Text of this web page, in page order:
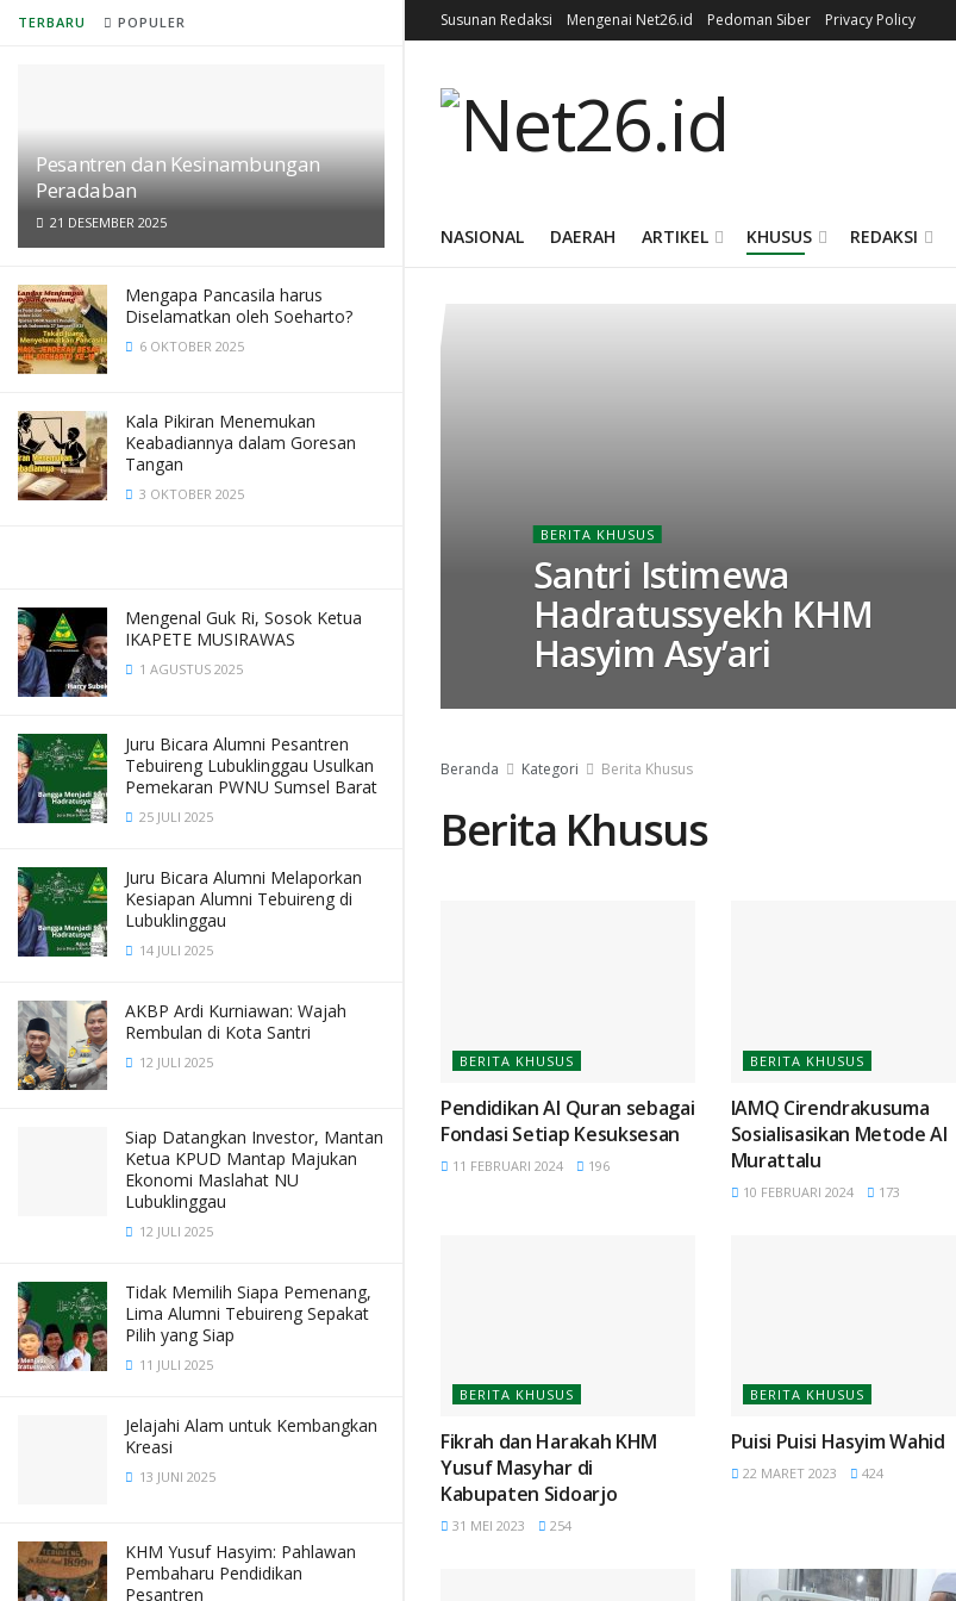
TERBARU POPULER
Pesantren dan Kesinambungan
Peradaban
21 DESEMBER 2025
Mengapa Pancasila harus
Diselamatkan oleh Soeharto?
6 OKTOBER 2025
Kala Pikiran Menemukan
Keabadiannya dalam Goresan
Tangan
3 OKTOBER 2025
Mengenal Guk Ri, Sosok Ketua
IKAPETE MUSIRAWAS
1 AGUSTUS 2025
Juru Bicara Alumni Pesantren
Tebuireng Lubuklinggau Usulkan
Pemekaran PWNU Sumsel Barat
25 JULI 2025
Juru Bicara Alumni Melaporkan
Kesiapan Alumni Tebuireng di
Lubuklinggau
14 JULI 2025
AKBP Ardi Kurniawan: Wajah
Rembulan di Kota Santri
12 JULI 2025
Siap Datangkan Investor, Mantan
Ketua KPUD Mantap Majukan
Ekonomi Maslahat NU
Lubuklinggau
12 JULI 2025
Tidak Memilih Siapa Pemenang,
Lima Alumni Tebuireng Sepakat
Pilih yang Siap
11 JULI 2025
Jelajahi Alam untuk Kembangkan
Kreasi
13 JUNI 2025
KHM Yusuf Hasyim: Pahlawan
Pembaharu Pendidikan
Pesantren
Susunan Redaksi Mengenai Net26.id Pedoman Siber Privacy Policy
NASIONAL DAERAH ARTIKEL KHUSUS REDAKSI
BERITA KHUSUS
Santri Istimewa
Hadratussyekh KHM
Hasyim Asy’ari
Beranda Kategori Berita Khusus
Berita Khusus
BERITA KHUSUS
Pendidikan Al Quran sebagai
Fondasi Setiap Kesuksesan
11 FEBRUARI 2024 196
BERITA KHUSUS
IAMQ Cirendrakusuma
Sosialisasikan Metode Al
Murattalu
10 FEBRUARI 2024 173
BERITA KHUSUS
Fikrah dan Harakah KHM
Yusuf Masyhar di
Kabupaten Sidoarjo
31 MEI 2023 254
BERITA KHUSUS
Puisi Puisi Hasyim Wahid
22 MARET 2023 424